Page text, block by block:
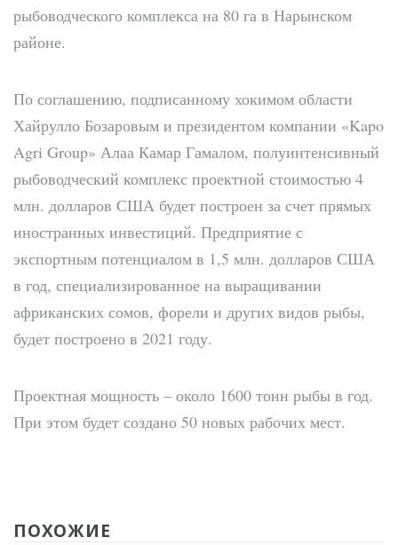
рыбоводческого комплекса на 80 га в Нарынском
районе.
По соглашению, подписанному хокимом области
Хайрулло Бозаровым и президентом компании «Kapo
Agri Group» Алаа Камар Гамалом, полуинтенсивный
рыбоводческий комплекс проектной стоимостью 4
млн. долларов США будет построен за счет прямых
иностранных инвестиций. Предприятие с
экспортным потенциалом в 1,5 млн. долларов США
в год, специализированное на выращивании
африканских сомов, форели и других видов рыбы,
будет построено в 2021 году.
Проектная мощность – около 1600 тонн рыбы в год.
При этом будет создано 50 новых рабочих мест.
ПОХОЖИЕ